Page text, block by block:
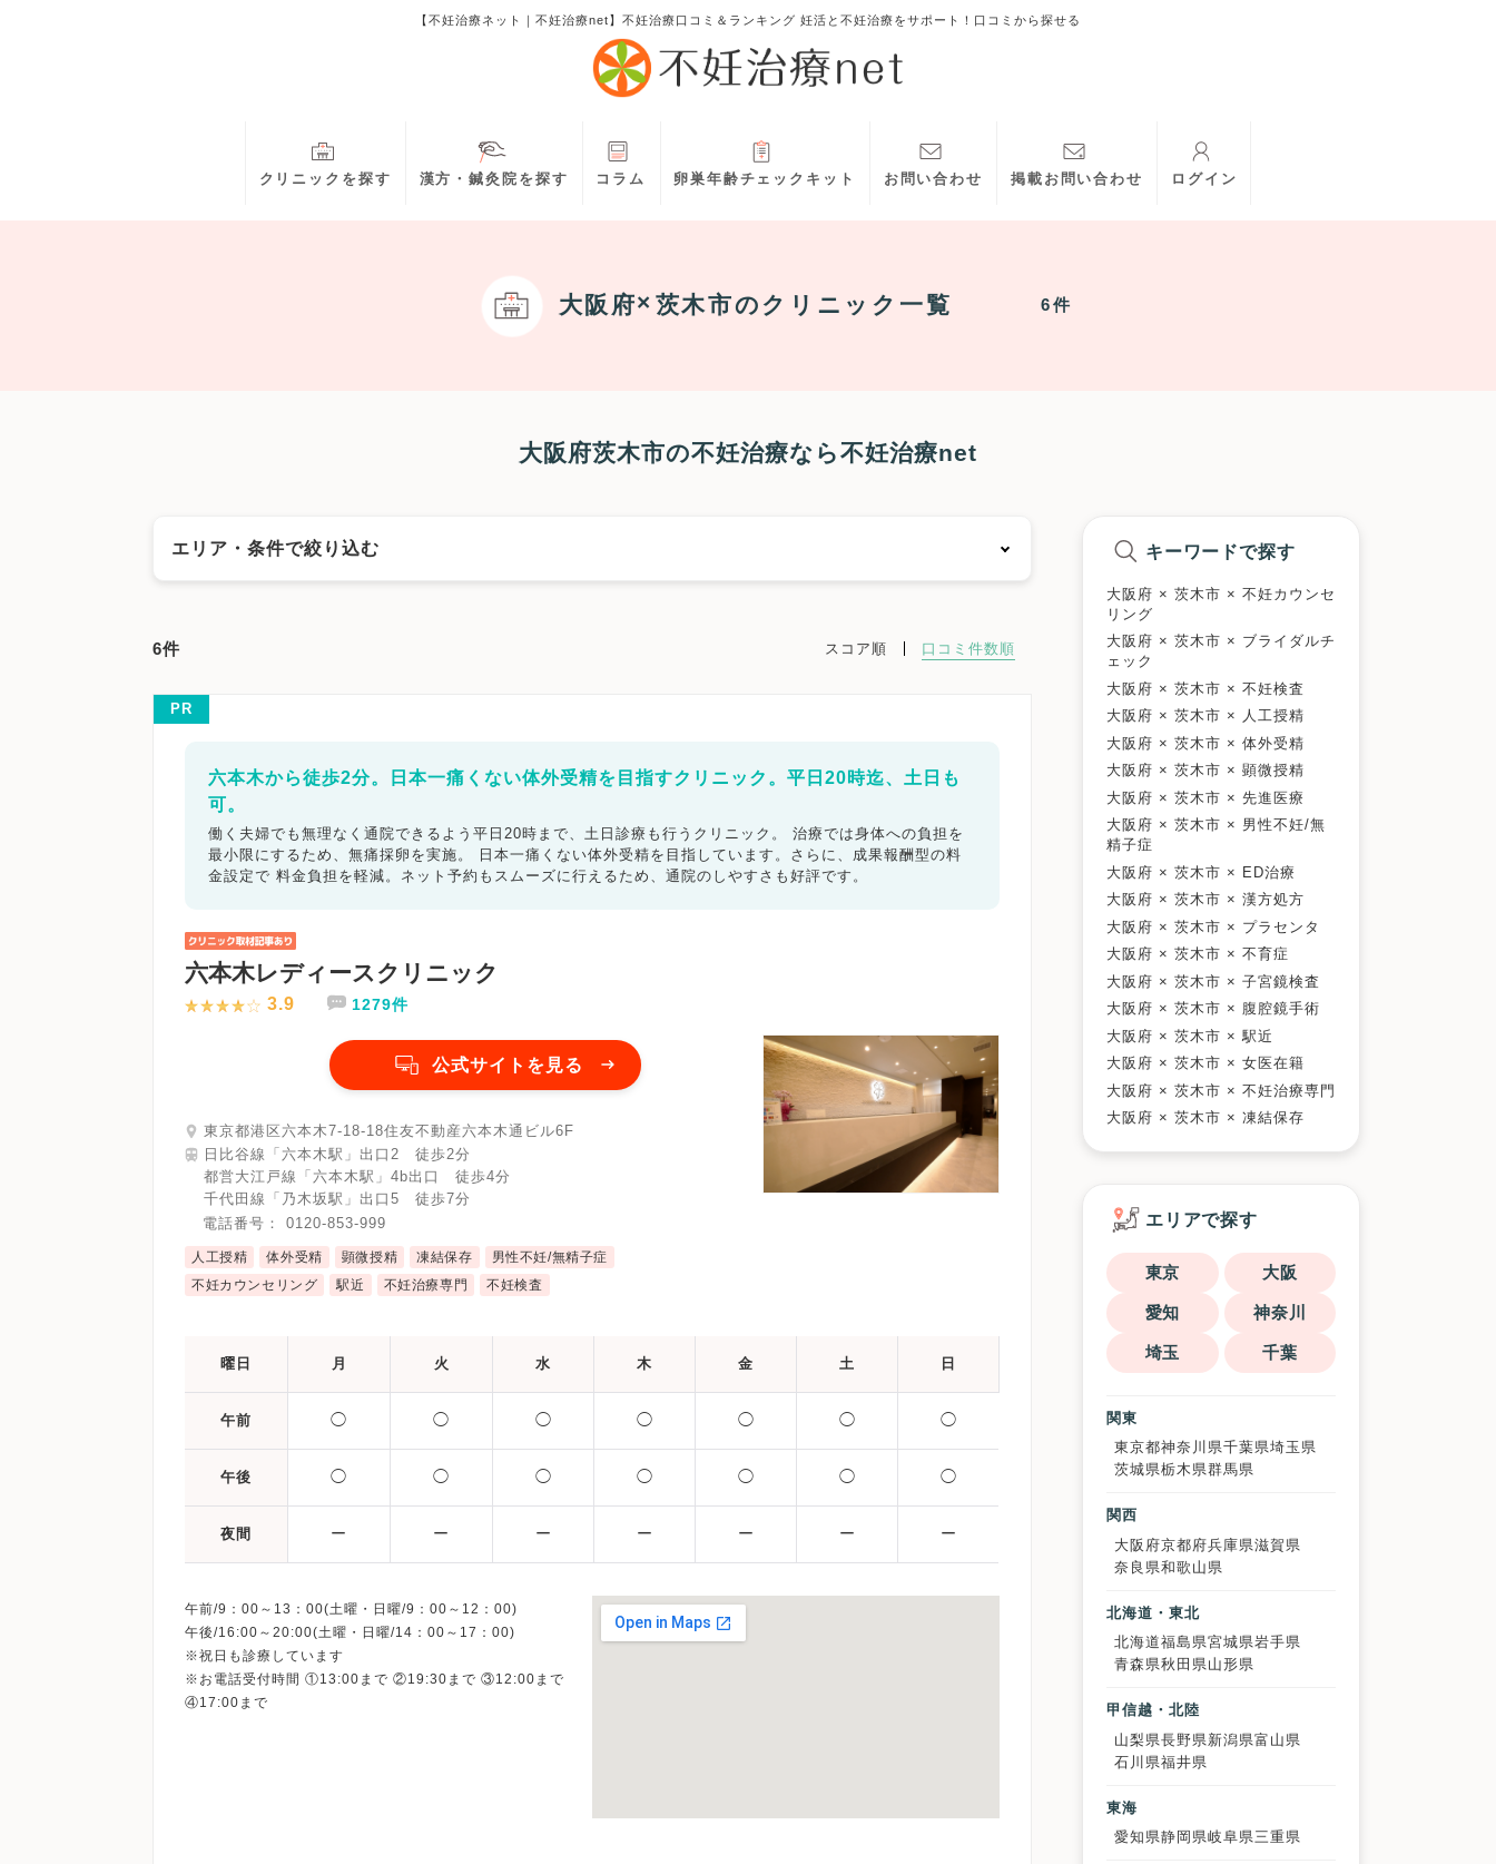
【不妊治療ネット｜不妊治療net】不妊治療口コミ＆ランキング 妊活と不妊治療をサポート！口コミから探せる
クリニックを探す 漢方・鍼灸院を探す コラム 卵巣年齢チェックキット お問い合わせ 掲載お問い合わせ ログイン
大阪府 茨木市のクリニック一覧 6件
大阪府茨木市の不妊治療なら不妊治療net
エリア・条件で絞り込む
大阪市浪速区
大阪市阿倍野区
堺市美原区
岸和田市 豊中市 池田市 吹田市 泉大津市 高槻市 貝塚市 守口市 枚方市 茨木市
八尾市
泉佐野市
摂津市
高石市 藤井寺市 東大阪市 泉南市 四條畷市 交野市 大阪狭山市 阪南市 大阪府その他地域
キーワードで絞る
不妊カウンセリング
顕微授精
先進医療 男性不妊/無精子症
子宮鏡検査
腹腔鏡手術
バリアフリー オンライン診療 英語対応
6件 スコア順 口コミ件数順
PR
六本木から徒歩2分。日本一痛くない体外受精を目指すクリニック。平日20時迄、土日も
可。
働く夫婦でも無理なく通院できるよう平日20時まで、土日診療も行うクリニック。 治療では身体への負担を
最小限にするため、無痛採卵を実施。 日本一痛くない体外受精を目指しています。さらに、成果報酬型の料
金設定で 料金負担を軽減。ネット予約もスムーズに行えるため、通院のしやすさも好評です。
六本木レディースクリニック
3.9 1279件
公式サイトを見る
東京都港区六本木7-18-18住友不動産六本木通ビル6F
日比谷線「六本木駅」出口2 徒歩2分
都営大江戸線「六本木駅」4b出口 徒歩4分
千代田線「乃木坂駅」出口5 徒歩7分
電話番号： 0120-853-999
人工授精 体外受精 顕微授精 凍結保存
男性不妊/無精子症
不妊カウンセリング
駅近 不妊治療専門 不妊検査
曜日 月 火 水 木 金 土 日
午前 ◯ ◯ ◯ ◯ ◯ ◯ ◯
午後 ◯ ◯ ◯ ◯ ◯ ◯ ◯
夜間 ー ー ー ー ー ー ー
午前/9：00～13：00(土曜・日曜/9：00～12：00)
午後/16:00～20:00(土曜・日曜/14：00～17：00)
※祝日も診療しています
※お電話受付時間 ①13:00まで ②19:30まで ③12:00まで
キーワードで探す
大阪府 × 茨木市 × 不妊カウンセ
リング
大阪府 × 茨木市 × ブライダルチ
ェック
大阪府 × 茨木市 × 不妊検査
大阪府 × 茨木市 × 人工授精
大阪府 × 茨木市 × 体外受精
大阪府 × 茨木市 × 顕微授精
大阪府 × 茨木市 × 先進医療
大阪府 × 茨木市 × 男性不妊/無
精子症
大阪府 × 茨木市 × ED治療
大阪府 × 茨木市 × 漢方処方
大阪府 × 茨木市 × プラセンタ
大阪府 × 茨木市 × 不育症
大阪府 × 茨木市 × 子宮鏡検査
大阪府 × 茨木市 × 腹腔鏡手術
大阪府 × 茨木市 × 駅近
大阪府 × 茨木市 × 女医在籍
大阪府 × 茨木市 × 不妊治療専門
大阪府 × 茨木市 × 凍結保存
エリアで探す
東京 大阪
愛知 神奈川
埼玉 千葉
関東
東京都神奈川県千葉県埼玉県
茨城県栃木県群馬県
関西
大阪府京都府兵庫県滋賀県
奈良県和歌山県
北海道・東北
北海道福島県宮城県岩手県
青森県秋田県山形県
甲信越・北陸
山梨県長野県 新潟県富山県
石川県福井県
東海
愛知県静岡県岐阜県三重県